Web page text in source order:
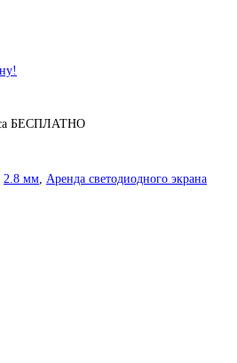
БЕСПЛАТНО
2.8 мм, Аренда светодиодного экрана